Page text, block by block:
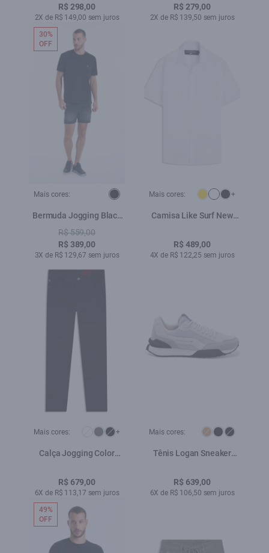
R$ 298,00
2X de R$ 149,00 sem juros
R$ 279,00
2X de R$ 139,50 sem juros
Mais cores:
Bermuda Jogging Black
Hawaii Lav.Black Com
Resina
R$ 559,00
R$ 389,00
3X de R$ 129,67 sem juros
30%
OFF
Mais cores: +
Camisa Like Surf New
R$ 489,00
4X de R$ 122,25 sem juros
Mais cores: +
Calça Jogging Color
R$ 679,00
6X de R$ 113,17 sem juros
Mais cores:
Tênis Logan Sneaker
R$ 639,00
6X de R$ 106,50 sem juros
49%
OFF